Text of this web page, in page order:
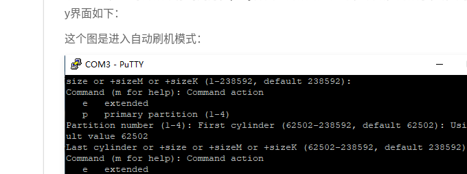
y界面如下：
这个图是进入自动刷机模式：